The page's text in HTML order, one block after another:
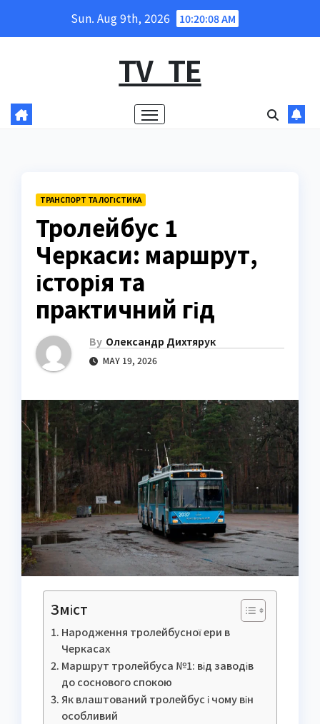
Sun. Aug 9th, 2026 10:20:09 AM
TV_TE
ТРАНСПОРТ ТА ЛОГІСТИКА
Тролейбус 1
Черкаси: маршрут,
історія та
практичний гід
By Олександр Дихтярук
MAY 19, 2026
Зміст
Народження тролейбусної ери в
Черкасах
Маршрут тролейбуса №1: від заводів
до соснового спокою
Як влаштований тролейбус і чому він
особливий